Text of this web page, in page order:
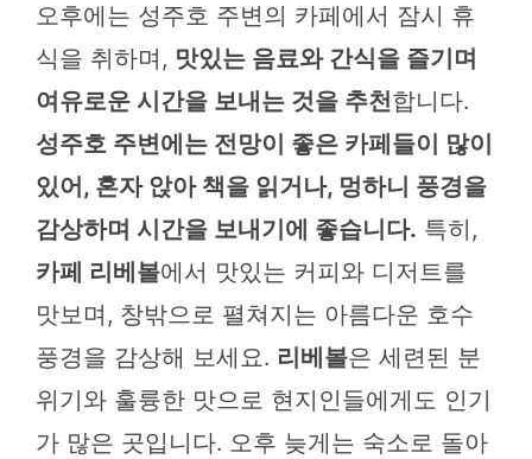
오후에는 성주호 주변의 카페에서 잠시 휴
식을 취하며, 맛있는 음료와 간식을 즐기며
여유로운 시간을 보내는 것을 추천합니다.
성주호 주변에는 전망이 좋은 카페들이 많이
있어, 혼자 앉아 책을 읽거나, 멍하니 풍경을
감상하며 시간을 보내기에 좋습니다. 특히,
카페 리베볼에서 맛있는 커피와 디저트를
맛보며, 창밖으로 펼쳐지는 아름다운 호수
풍경을 감상해 보세요. 리베볼은 세련된 분
위기와 훌륭한 맛으로 현지인들에게도 인기
가 많은 곳입니다. 오후 늦게는 숙소로 돌아